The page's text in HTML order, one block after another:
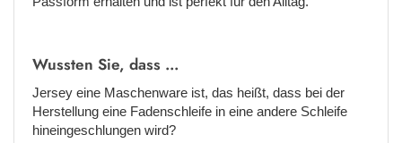
Wussten Sie, dass ...
Jersey eine Maschenware ist, das heißt, dass bei der
Herstellung eine Fadenschleife in eine andere Schleife
hineingeschlungen wird?